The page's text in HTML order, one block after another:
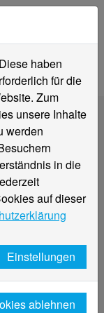
MG
Campus
W 203
geöffnet.
erforderlich.
haben
für die
Zum
unsere Inhalte
werden
in die
auf dieser
Einstellungen
ablehnen